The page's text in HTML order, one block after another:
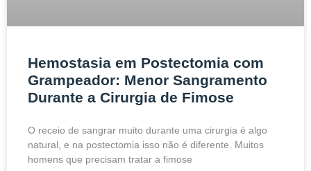
Hemostasia em Postectomia com
Grampeador: Menor Sangramento
Durante a Cirurgia de Fimose
O receio de sangrar muito durante uma cirurgia é algo
natural, e na postectomia isso não é diferente. Muitos
homens que precisam tratar a fimose